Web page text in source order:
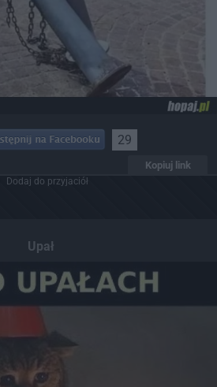
29
Kopiuj link
Dodaj do przyjaciół
Upał